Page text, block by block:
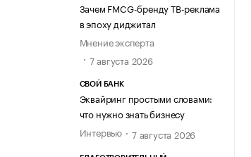
Зачем FMCG-бренду ТВ-реклама
в эпоху диджитал
Мнение эксперта
7 августа 2026
СВОЙ БАНК
Эквайринг простыми словами:
что нужно знать бизнесу
Интервью
7 августа 2026